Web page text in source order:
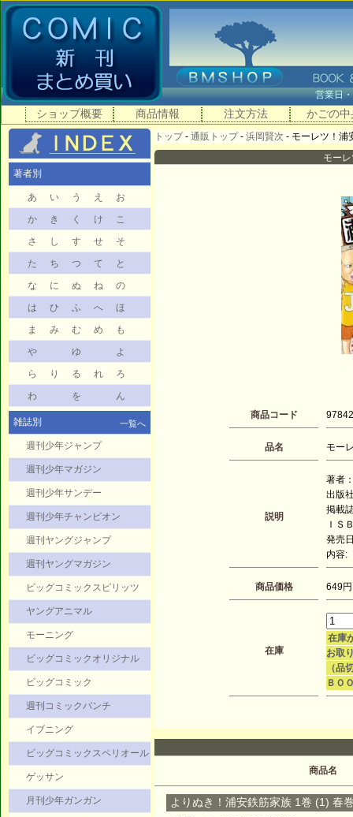
営業
ショップ概要 商品情報 注文方法 かごの中
著者別
あ い う え
お
か
き く け
こ
さ
し す せ
そ
た
ち つ て
と
な
に ぬ ね
の
は
ひ ふ へ
ほ
ま
み む め
も
や
ゆ
よ
ら
り る れ
ろ
わ
を ん
雑誌別 一覧へ
週刊少年ジャンプ
週刊少年マガジン
週刊少年サンデー
週刊少年チャンピオン
週刊ヤングジャンプ
週刊ヤングマガジン
ビッグコミックスピリッツ
ヤングアニマル
モーニング
ビッグコミックオリジナル
ビッグコミック
週刊コミックバンチ
イブニング
ビッグコミックスペリオール
ゲッサン
月刊少年ガンガン
トップ- 通販トップ- 浜岡賢次 - モーレツ！浦
モー
商品コード
品名 モー
説明
著者
出版
掲載
ＩＳ
発売
内容:
商品価格 649円
在庫
在庫
お取
（品
ＢＯ
商品名
よりぬき！浦安鉄筋家族 1巻 (1) 春